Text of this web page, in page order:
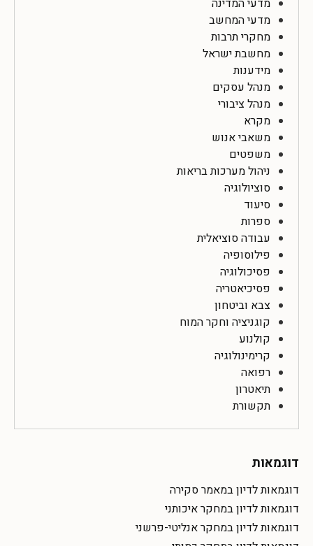
מדעי המחשב
מחקרי תרבות
מחשבת ישראל
מידענות
מנהל עסקים
מנהל ציבורי
מקרא
משאבי אנוש
משפטים
ניהול מערכות בריאות
סוציולוגיה
סיעוד
ספרות
עבודה סוציאלית
פילוסופיה
פסיכולוגיה
פסיכיאטריה
צבא וביטחון
קוגניציה וחקר המוח
קולנוע
קרימינולוגיה
רפואה
תיאטרון
תקשורת
דוגמאות
דוגמאות לדיון במאמר סקירה
דוגמאות לדיון במחקר איכותני
דוגמאות לדיון במחקר אנליטי-פרשני